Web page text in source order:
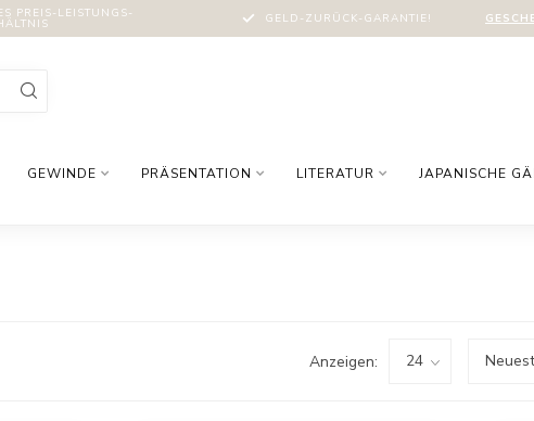
PREIS-LEISTUNGS- GELD-ZURÜCK-GARANTIE!
GEWINDE PRÄSENTATION LITERATUR JAPANISCHE
Anzeigen: